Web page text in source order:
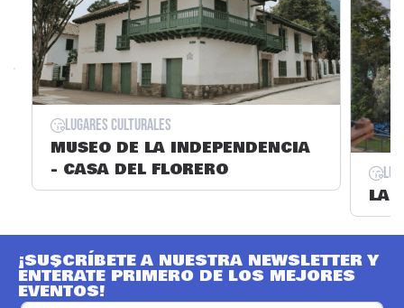
Lugares Culturales
MUSEO DE LA INDEPENDENCIA
- CASA DEL FLORERO
LA
¡SUSCRÍBETE A NUESTRA NEWSLETTER Y
ENTÉRATE PRIMERO DE LOS MEJORES
EVENTOS!